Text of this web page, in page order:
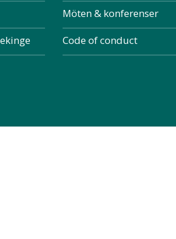
Möten & konferenser
Code of conduct